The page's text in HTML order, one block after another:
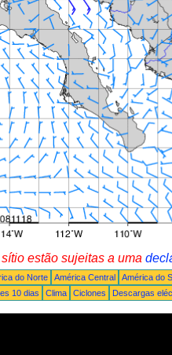
estão sujeitas a uma
do Norte América Central América do
10 dias Clima Ciclones Descargas